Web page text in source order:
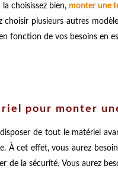
choisissez bien,monter une
choisir plusieurs autres
fonction de vos besoins en
pour monter
de tout le matériel
À cet effet, vous aurez
de la sécurité. Vous aurez